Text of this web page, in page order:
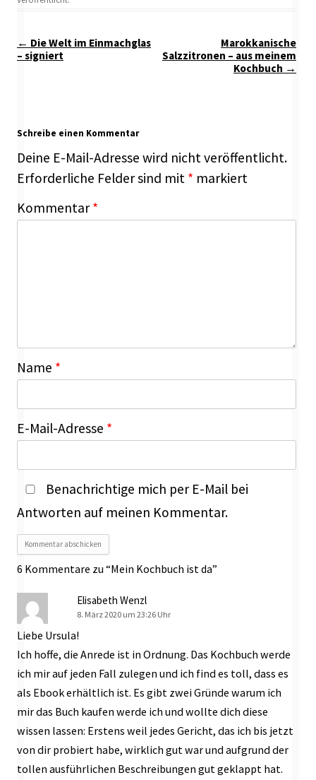
Beitragsnavigation
← Die Welt im Einmachglas
– signiert
Marokkanische
Salzzitronen – aus meinem
Kochbuch →
Schreibe einen Kommentar
Deine E-Mail-Adresse wird nicht veröffentlicht.
Erforderliche Felder sind mit * markiert
Kommentar*
Name *
E-Mail-Adresse *
Benachrichtige mich per E-Mail bei
Antworten auf meinen Kommentar.
6 Kommentare zu “Mein Kochbuch ist da”
Elisabeth Wenzl
8. März 2020 um 23:26 Uhr
Liebe Ursula!
Ich hoffe, die Anrede ist in Ordnung. Das Kochbuch werde
ich mir auf jeden Fall zulegen und ich find es toll, dass es
als Ebook erhältlich ist. Es gibt zwei Gründe warum ich
mir das Buch kaufen werde ich und wollte dich diese
wissen lassen: Erstens weil jedes Gericht, das ich bis jetzt
von dir probiert habe, wirklich gut war und aufgrund der
tollen ausführlichen Beschreibungen gut geklappt hat.